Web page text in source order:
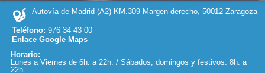
Autovía de Madrid (A2) KM.309 Margen derecho, 50012 Zaragoza
Teléfono: 976 34 43 00
Enlace Google Maps
Horario:
Lunes a Viernes de 6h. a 22h. / Sábados, domingos y festivos: 8h. a
22h.